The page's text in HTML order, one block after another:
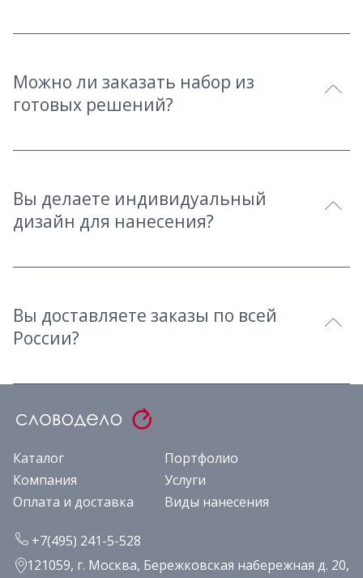
Можно ли заказать набор из
готовых решений?
Вы делаете индивидуальный
дизайн для нанесения?
Вы доставляете заказы по всей
России?
Каталог
Портфолио
Компания
Услуги
Оплата и доставка
Виды нанесения
+7(495) 241-5-528
121059, г. Москва, Бережковская набережная д. 20,